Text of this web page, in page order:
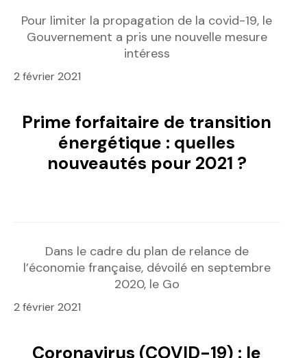
Pour limiter la propagation de la covid-19, le
Gouvernement a pris une nouvelle mesure
intéress
2 février 2021
Prime forfaitaire de transition
énergétique : quelles
nouveautés pour 2021 ?
Dans le cadre du plan de relance de
l’économie française, dévoilé en septembre
2020, le Go
2 février 2021
Coronavirus (COVID-19) : le